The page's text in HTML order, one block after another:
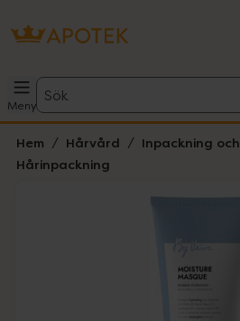
Meny
Sök
Hem Hårvård
Inpackning
Hårinpackning
Lista: . Innehåller 1